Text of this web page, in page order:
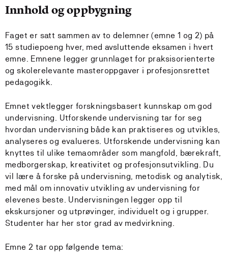
Innhold og oppbygning
Faget er satt sammen av to delemner (emne 1 og 2) på
15 studiepoeng hver, med avsluttende eksamen i hvert
emne. Emnene legger grunnlaget for praksisorienterte
og skolerelevante masteroppgaver i profesjonsrettet
pedagogikk.
Emnet vektlegger forskningsbasert kunnskap om god
undervisning. Utforskende undervisning tar for seg
hvordan undervisning både kan praktiseres og utvikles,
analyseres og evalueres. Utforskende undervisning kan
knyttes til ulike temaområder som mangfold, bærekraft,
medborgerskap, kreativitet og profesjonsutvikling. Du
vil lære å forske på undervisning, metodisk og analytisk,
med mål om innovativ utvikling av undervisning for
elevenes beste. Undervisningen legger opp til
ekskursjoner og utprøvinger, individuelt og i grupper.
Studenter har her stor grad av medvirkning.
Emne 2 tar opp følgende tema: